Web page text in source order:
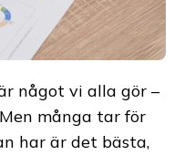
något vi alla gör –
många tar för
har är det bästa,